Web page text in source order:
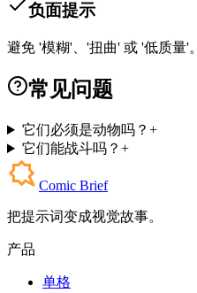
负面提示
避免 '模糊'、'扭曲' 或 '低质量'。
常见问题
它们必须是动物吗？ +
它们能战斗吗？ +
Comic Brief
把提示词变成视觉故事。
产品
单格